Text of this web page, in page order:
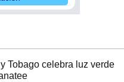
Tobago celebra luz verde